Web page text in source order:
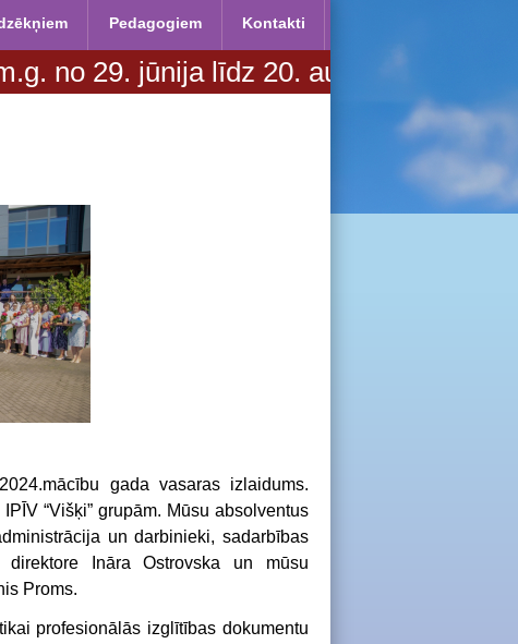
Pedagogiem Kontakti
jūnija līdz 20. augustam. Vairāk
gada vasaras izlaidums.
“Višķi” grupām. Mūsu absolventus
un darbinieki, sadarbības
Ināra Ostrovska un mūsu
Proms.
profesionālās izglītības dokumentu